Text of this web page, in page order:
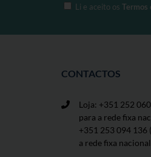
Li e aceito os Termos
CONTACTOS
Loja: +351 252
para a rede fixa
+351 253 094 136
a rede fixa